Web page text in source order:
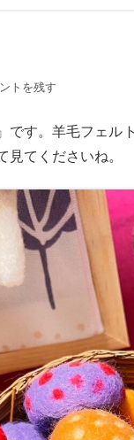
トを残す
です。羊毛フェル
てくださいね。